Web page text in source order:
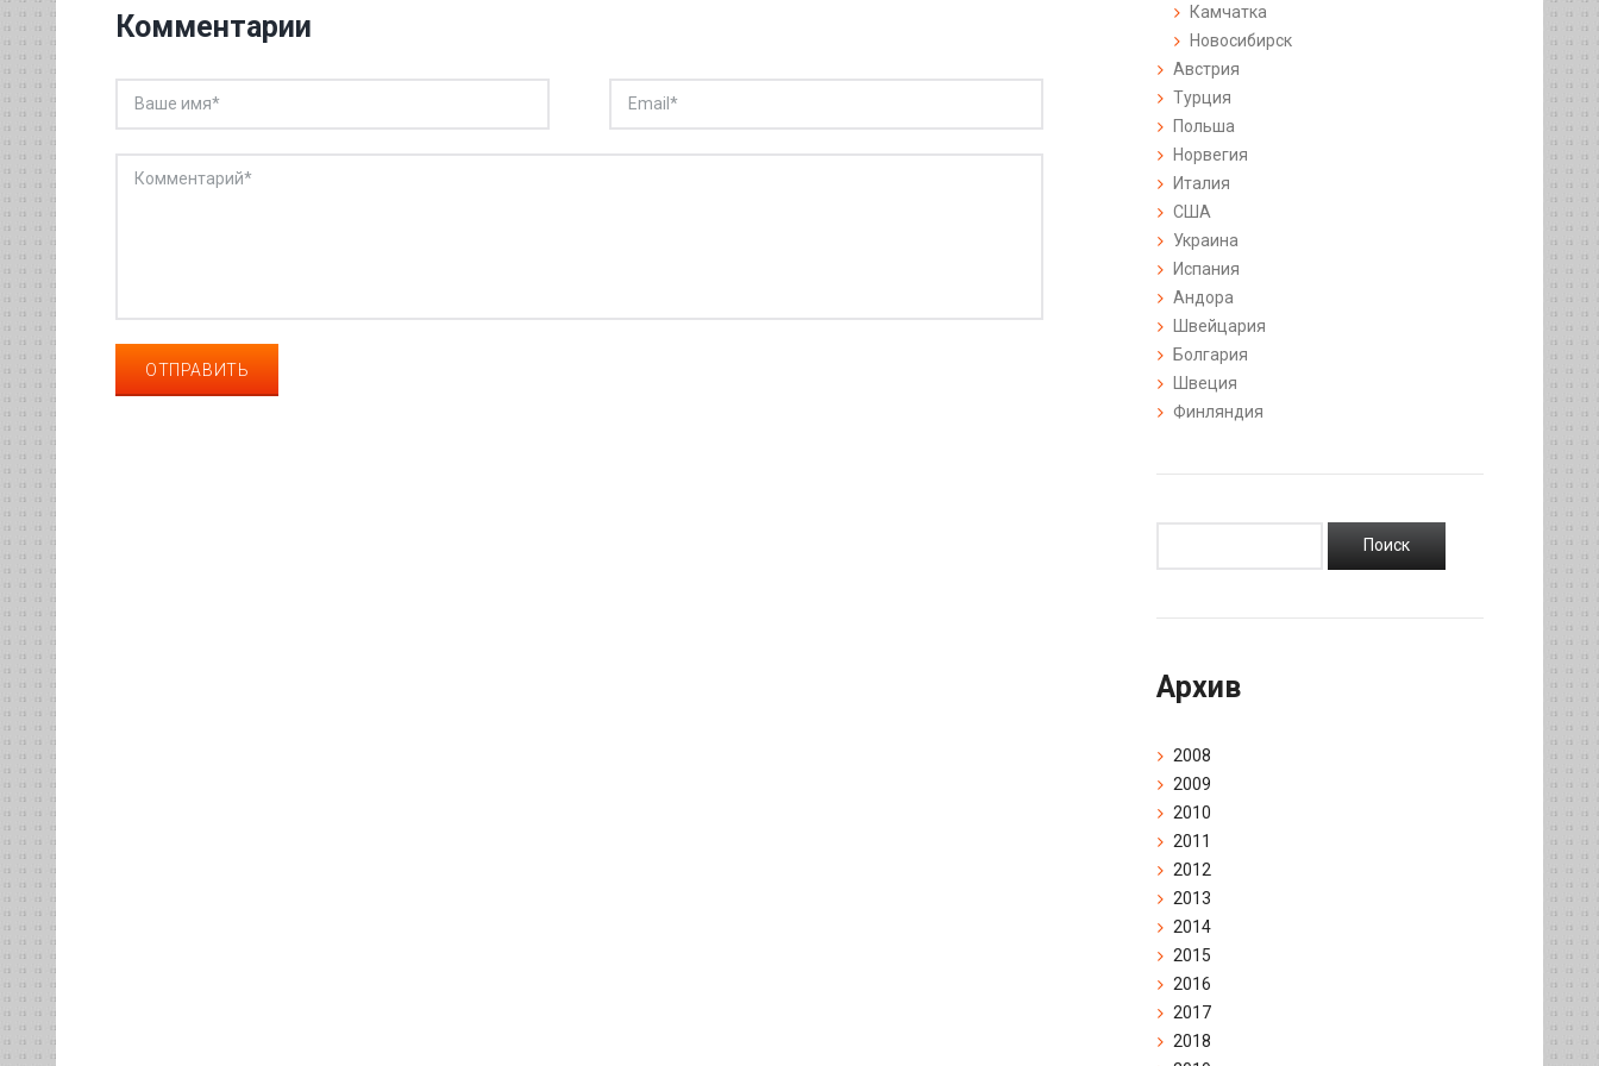
Комментарии
Камчатка
Новосибирск
Австрия
Турция
Польша
Норвегия
Италия
США
Украина
Испания
Андора
Швейцария
Болгария
Швеция
Финляндия
Архив
2008
2009
2010
2011
2012
2013
2014
2015
2016
2017
2018